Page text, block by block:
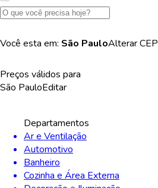
Você esta em: São PauloAlterarCEP
Preços válidos para
São PauloEditar
Departamentos
Ar e Ventilação
Automotivo
Banheiro
Cozinha e Área Externa